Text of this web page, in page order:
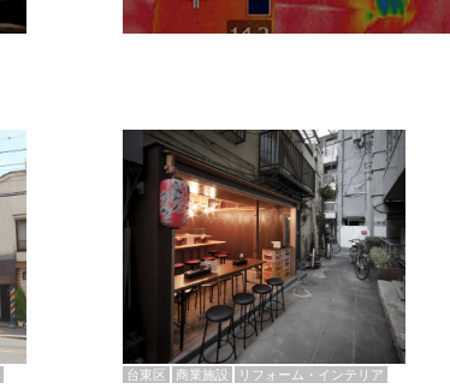
台東区 商業施設 リフォーム・インテリア